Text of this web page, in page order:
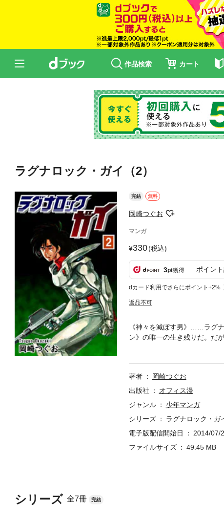
作品検索 カート
ラグナロック・ガイ（2）
完結 無料
岡崎つぐお
マンガ
330(税込)
3pt獲得 ポイン
dカード利用でさらにポイント+2%
返品不可
シリーズ 全7冊 完結
《神々を滅ぼす男》……ラグ
ン》の唯一の生き残りだ。だ
地獄に葬るため送り込まれ
お先生がお贈りする、ＳＦア
著者
岡崎つぐお
出版社
オフィス漫
ジャンル
少年マンガ
シリーズ
ラグナロック・ガ
電子版配信開始日
2014/07/
ファイルサイズ
49.45 MB